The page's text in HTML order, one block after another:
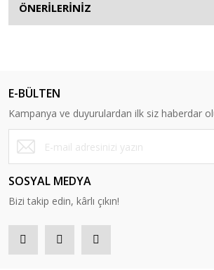
ÖNERİLERİNİZ
E-BÜLTEN
Kampanya ve duyurulardan ilk siz haberdar
SOSYAL MEDYA
Bizi takip edin, kârlı çıkın!